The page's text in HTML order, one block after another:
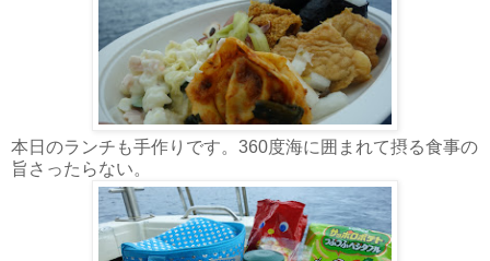
本日のランチも手作りです。360度海に囲まれて摂る食事の
旨さったらない。